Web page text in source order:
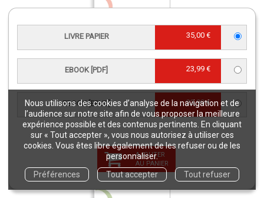
Nous utilisons des cookies d’analyse de la navigation et de
l’audience sur notre site afin de vous proposer la meilleure
expérience possible et des contenus pertinents. En cliquant
sur « Tout accepter », vous nous autorisez à utiliser ces
cookies. Vous êtes libre également de les refuser ou de les
personnaliser.
Préférences
Tout accepter Tout refuser
LIVRE PAPIER 35,00 €
EBOOK [PDF] 23,99 €
EBOOK [EPUB] 23,99 €
AJOUTER
AU PANIER